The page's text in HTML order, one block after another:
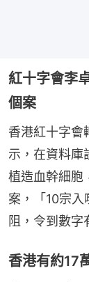
紅十字會李
個案
香港紅十字會
示，在資料庫
植造血幹細胞
案，「10宗入
阻，令到數字
香港有約17